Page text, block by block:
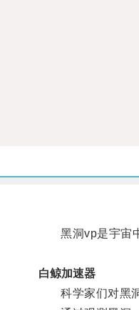
黑洞vp是宇宙中
白鲸加速器
科学家们对黑洞